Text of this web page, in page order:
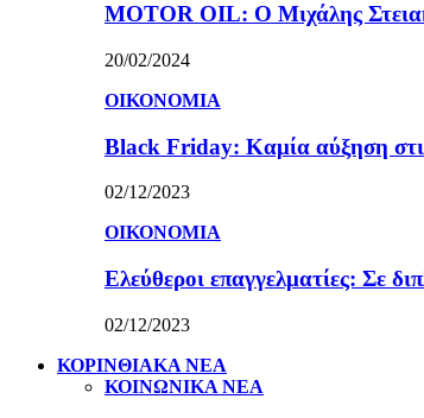
MOTOR OIL: Ο Μιχάλης
20/02/2024
ΟΙΚΟΝΟΜΙΑ
Black Friday: Καμία αύξηση στις
02/12/2023
ΟΙΚΟΝΟΜΙΑ
Ελεύθεροι επαγγελματίες: Σε
02/12/2023
ΚΟΡΙΝΘΙΑΚΑ ΝΕΑ
ΚΟΙΝΩΝΙΚΑ ΝΕΑ